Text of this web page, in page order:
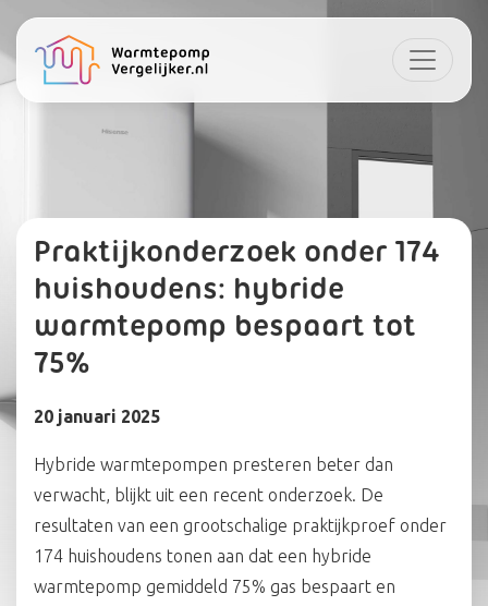
Praktijkonderzoek onder 174
huishoudens: hybride
warmtepomp bespaart tot
75%
20 januari 2025
Hybride warmtepompen presteren beter dan
verwacht, blijkt uit een recent onderzoek. De
resultaten van een grootschalige praktijkproef onder
174 huishoudens tonen aan dat een hybride
warmtepomp gemiddeld 75% gas bespaart en